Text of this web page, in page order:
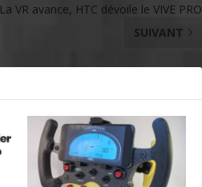
La VR avance, HTC dévoile le VIVE PRO
SUIVANT